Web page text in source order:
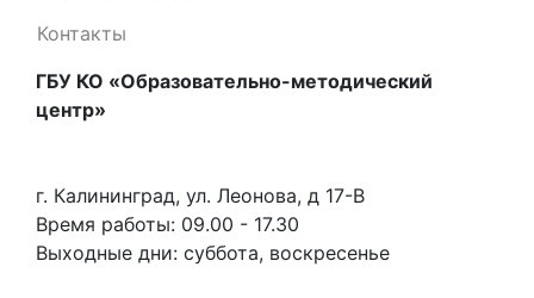
Контакты
ГБУ КО «Образовательно-методический
центр»
г. Калининград, ул. Леонова, д 17-В
Время работы: 09.00 - 17.30
Выходные дни: суббота, воскресенье